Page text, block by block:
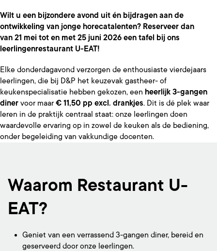
Wilt u een bijzondere avond uit én bijdragen aan de
ontwikkeling van jonge horecatalenten? Reserveer dan
van 21 mei tot en met 25 juni 2026 een tafel bij ons
leerlingenrestaurant U-EAT!
Elke donderdagavond verzorgen de enthousiaste vierdejaars
leerlingen, die bij D&P het keuzevak gastheer- of
keukenspecialisatie hebben gekozen, een heerlijk 3-gangen
diner voor maar € 11,50 pp excl. drankjes. Dit is dé plek waar
leren in de praktijk centraal staat: onze leerlingen doen
waardevolle ervaring op in zowel de keuken als de bediening,
onder begeleiding van vakkundige docenten.
Waarom Restaurant U-
EAT?
Geniet van een verrassend 3-gangen diner, bereid en
geserveerd door onze leerlingen.